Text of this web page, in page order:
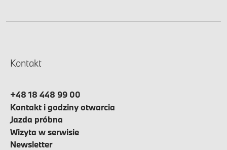
Kontakt
+48 18 448 99 00
Kontakt i godziny otwarcia
Jazda próbna
Wizyta w serwisie
Newsletter